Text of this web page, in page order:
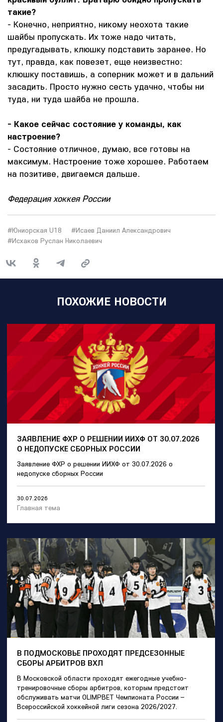
такие?
- Конечно, неприятно, никому неохота такие
шайбы пропускать. Их тоже надо читать,
предугадывать, клюшку подставить заранее. Но
тут, правда, как повезет, еще неизвестно:
клюшку поставишь, а соперник может и в дальний
засадить. Просто нужно сесть удачно, чтобы ни
туда, ни туда шайба не прошла.
- Какое сейчас состояние у команды, как
настроение?
- Состояние отличное, думаю, все готовы на
максимум. Настроение тоже хорошее. Работаем
на позитиве, двигаемся дальше.
Федерация хоккея России
#Юниорская U18
#Исаев Даниил Александрович
#Исхаков Руслан Николаевич
ПОХОЖИЕ НОВОСТИ
ЗАЯВЛЕНИЕ ФХР О РЕШЕНИИ ИИХФ ОТ 30.07.2026
О НЕДОПУСКЕ СБОРНЫХ РОССИИ
Заявление ФХР о решении ИИХФ от 30.07.2026 о
недопуске сборных России
30.07.2026
Главная тема
В ПОДМОСКОВЬЕ ПРОХОДЯТ ПРЕДСЕЗОННЫЕ
СБОРЫ АРБИТРОВ ВХЛ
В Московской области проходят ежегодные учебно-
тренировочные сборы арбитров, которым предстоит
обслуживать матчи OLIMPBET Чемпионата России –
Всероссийской хоккейной лиги сезона 2026/2027.